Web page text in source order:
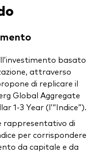
basato
attraverso
di replicare il
Global Aggregate
1-3 Year (l’“Indice”).
rappresentativo di
per corrispondere
da capitale e da